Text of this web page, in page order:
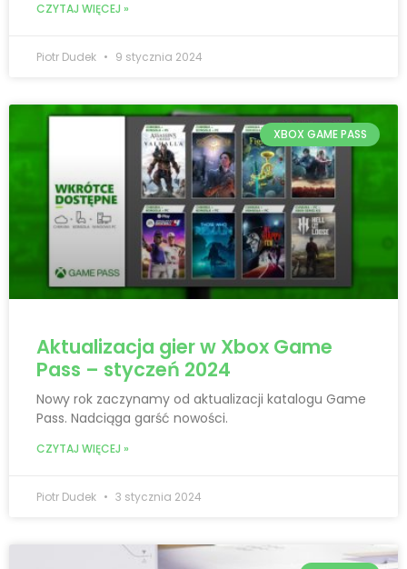
CZYTAJ WIĘCEJ »
Piotr Dudek 9 stycznia 2024
XBOX GAME PASS
Aktualizacja gier w Xbox Game
Pass – styczeń 2024
Nowy rok zaczynamy od aktualizacji katalogu Game
Pass. Nadciąga garść nowości.
CZYTAJ WIĘCEJ »
Piotr Dudek 3 stycznia 2024